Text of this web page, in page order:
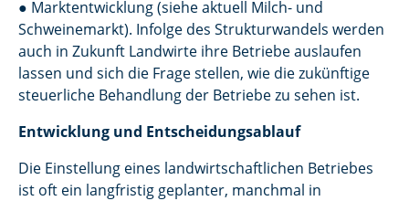
● Marktentwicklung (siehe aktuell Milch- und
Schweinemarkt). Infolge des Strukturwandels werden
auch in Zukunft Landwirte ihre Betriebe auslaufen
lassen und sich die Frage stellen, wie die zukünftige
steuerliche Behandlung der Betriebe zu sehen ist.
Entwicklung und Entscheidungsablauf
Die Einstellung eines landwirtschaftlichen Betriebes
ist oft ein langfristig geplanter, manchmal in